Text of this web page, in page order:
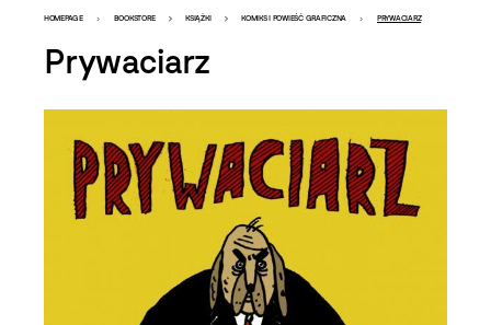
Bookstore
-
szablon
szczegóły
HOMEPAGE BOOKSTORE KSIĄŻKI KOMIKS I POWIEŚĆ GRAFICZNA PRYWACIARZ
Prywaciarz